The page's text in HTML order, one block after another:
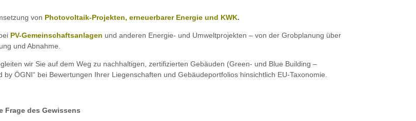
von Photovoltaik-Projekten, erneuerbarer Energie und KWK.
PV-Gemeinschaftsanlagen und anderen Energie- und Umweltprojekten – von der Grobplanung über
und Abnahme.
wir Sie auf dem Weg zu nachhaltigen, zertifizierten Gebäuden (Green- und Blue Building –
ÖGNI“ bei Bewertungen Ihrer Liegenschaften und Gebäudeportfolios hinsichtlich EU-Taxonomie.
Frage des Gewissens